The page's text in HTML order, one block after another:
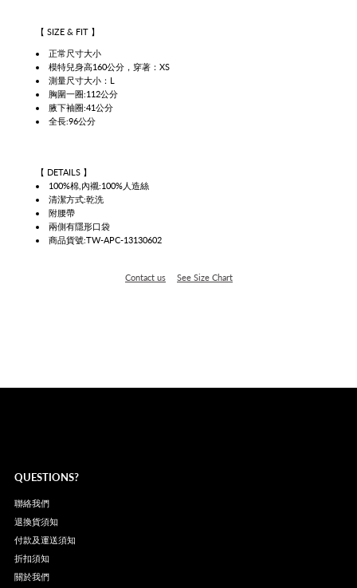
【 SIZE & FIT】
正常尺寸大小
模特兒身高160公分，穿著：XS
測量尺寸大小：L
胸圍一圈:112公分
腋下袖圈:41公分
全長:96公分
【 DETAILS 】
100%棉,內襯:100%人造絲
清潔方式:乾洗
附腰帶
兩側有隱形口袋
商品貨號:TW-APC-13130602
Contact us See Size Chart
QUESTIONS?
聯絡我們
退換貨須知
付款及運送須知
折扣須知
關於我們